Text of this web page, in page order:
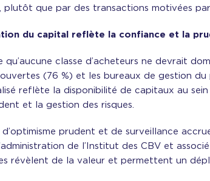
plutôt que par des transactions motivées
du capital reflète la confiance et la
qu’aucune classe d’acheteurs ne devrait
(76 %) et les bureaux de gestion
reflète la disponibilité de capitaux au
et la gestion des risques.
prudent et de surveillance
de l’Institut des CBV et
révèlent de la valeur et permettent un